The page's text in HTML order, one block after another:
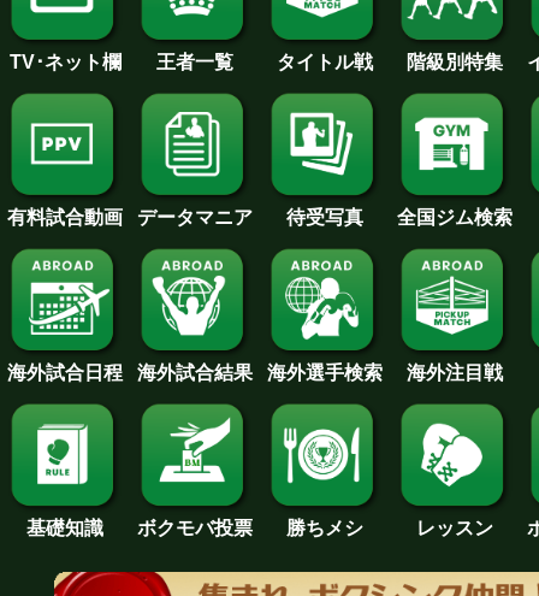
TV･ネット欄 王者一覧 タイトル戦 階級別特集
有料試合動画 データマニア 待受写真 全国ジム検索
海外試合日程 海外試合結果 海外選手検索 海外注目戦
基礎知識 ボクモバ投票 勝ちメシ レッスン